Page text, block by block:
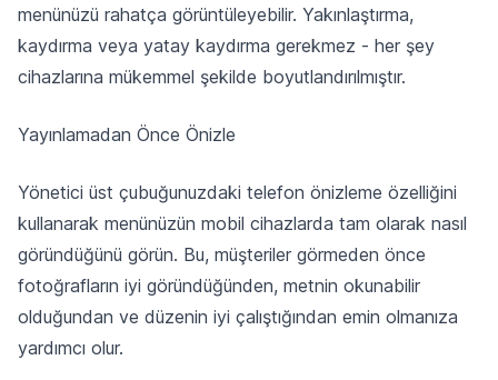
menünüzü rahatça görüntüleyebilir. Yakınlaştırma,
kaydırma veya yatay kaydırma gerekmez - her şey
cihazlarına mükemmel şekilde boyutlandırılmıştır.
Yayınlamadan Önce Önizle
Yönetici üst çubuğunuzdaki telefon önizleme özelliğini
kullanarak menünüzün mobil cihazlarda tam olarak nasıl
göründüğünü görün. Bu, müşteriler görmeden önce
fotoğrafların iyi göründüğünden, metnin okunabilir
olduğundan ve düzenin iyi çalıştığından emin olmanıza
yardımcı olur.